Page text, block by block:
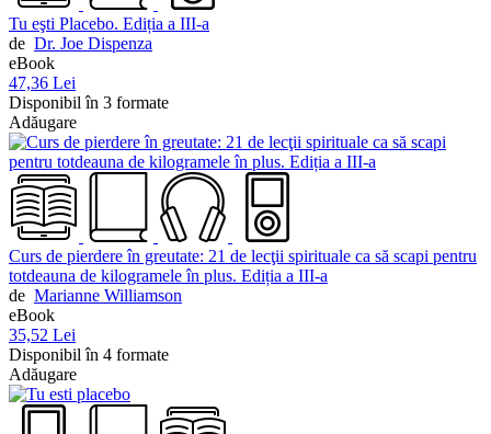
Tu eşti Placebo. Ediția a III-a
de Dr. Joe Dispenza
eBook
47,36 Lei
Disponibil în 3 formate
Adăugare
Curs de pierdere în greutate: 21 de lecţii spirituale ca să scapi pentru
totdeauna de kilogramele în plus. Ediția a III-a
de Marianne Williamson
eBook
35,52 Lei
Disponibil în 4 formate
Adăugare